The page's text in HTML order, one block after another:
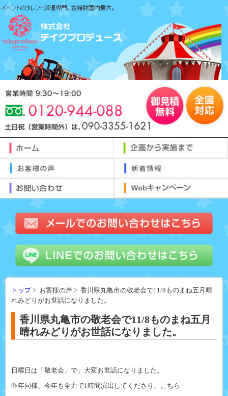
トップ> お客様の声 > 香川県丸亀市の敬老会で11/8ものまね五月晴
れみどりがお世話になりました。
香川県丸亀市の敬老会で11/8ものまね五月
晴れみどりがお世話になりました。
日曜日は「敬老会」で」大変お世話になりました。
昨年同様、今年も全力で1時間演出してくださり、こちら